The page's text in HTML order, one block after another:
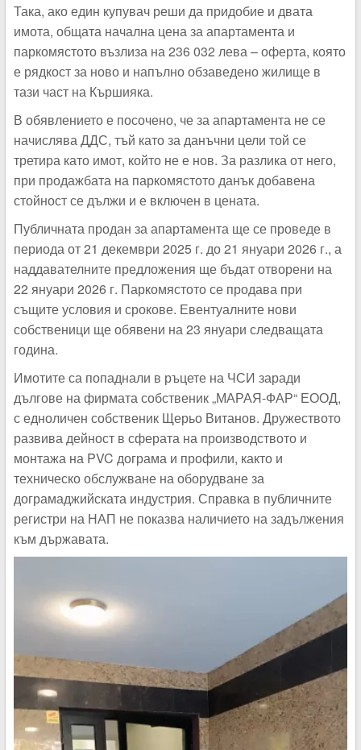
Така, ако един купувач реши да придобие и двата
имота, общата начална цена за апартамента и
паркомястото възлиза на 236 032 лева – оферта, която
е рядкост за ново и напълно обзаведено жилище в
тази част на Кършияка.
В обявлението е посочено, че за апартамента не се
начислява ДДС, тъй като за данъчни цели той се
третира като имот, който не е нов. За разлика от него,
при продажбата на паркомястото данък добавена
стойност се дължи и е включен в цената.
Публичната продан за апартамента ще се проведе в
периода от 21 декември 2025 г. до 21 януари 2026 г., а
наддавателните предложения ще бъдат отворени на
22 януари 2026 г. Паркомястото се продава при
същите условия и срокове. Евентуалните нови
собственици ще обявени на 23 януари следващата
година.
Имотите са попаднали в ръцете на ЧСИ заради
дългове на фирмата собственик „МАРАЯ-ФАР“ ЕООД,
с едноличен собственик Щерьо Витанов. Дружеството
развива дейност в сферата на производството и
монтажа на PVC дограма и профили, както и
техническо обслужване на оборудване за
дограмаджийската индустрия. Справка в публичните
регистри на НАП не показва наличието на задължения
към държавата.